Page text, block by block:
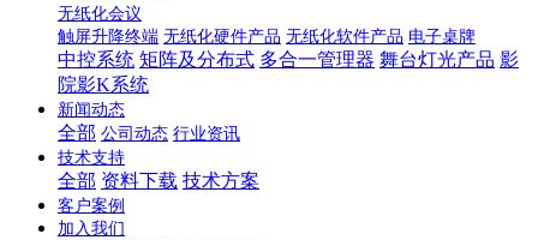
无纸化会议
触屏升降终端 无纸化硬件产品 无纸化软件产品 电子桌牌
中控系统 矩阵及分布式 多合一管理器 舞台灯光产品 影
院影K系统
新闻动态
全部 公司动态 行业资讯
技术支持
全部 资料下载 技术方案
客户案例
加入我们